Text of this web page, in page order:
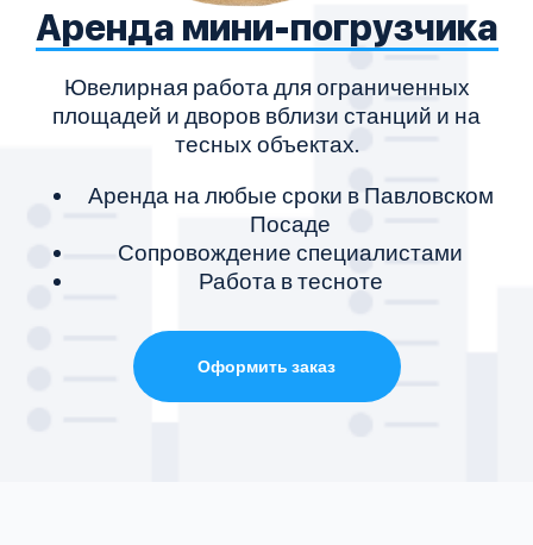
Аренда мини-погрузчика
Ювелирная работа для ограниченных
площадей и дворов вблизи станций и на
тесных объектах.
Аренда на любые сроки в Павловском
Посаде
Сопровождение специалистами
Работа в тесноте
Оформить заказ